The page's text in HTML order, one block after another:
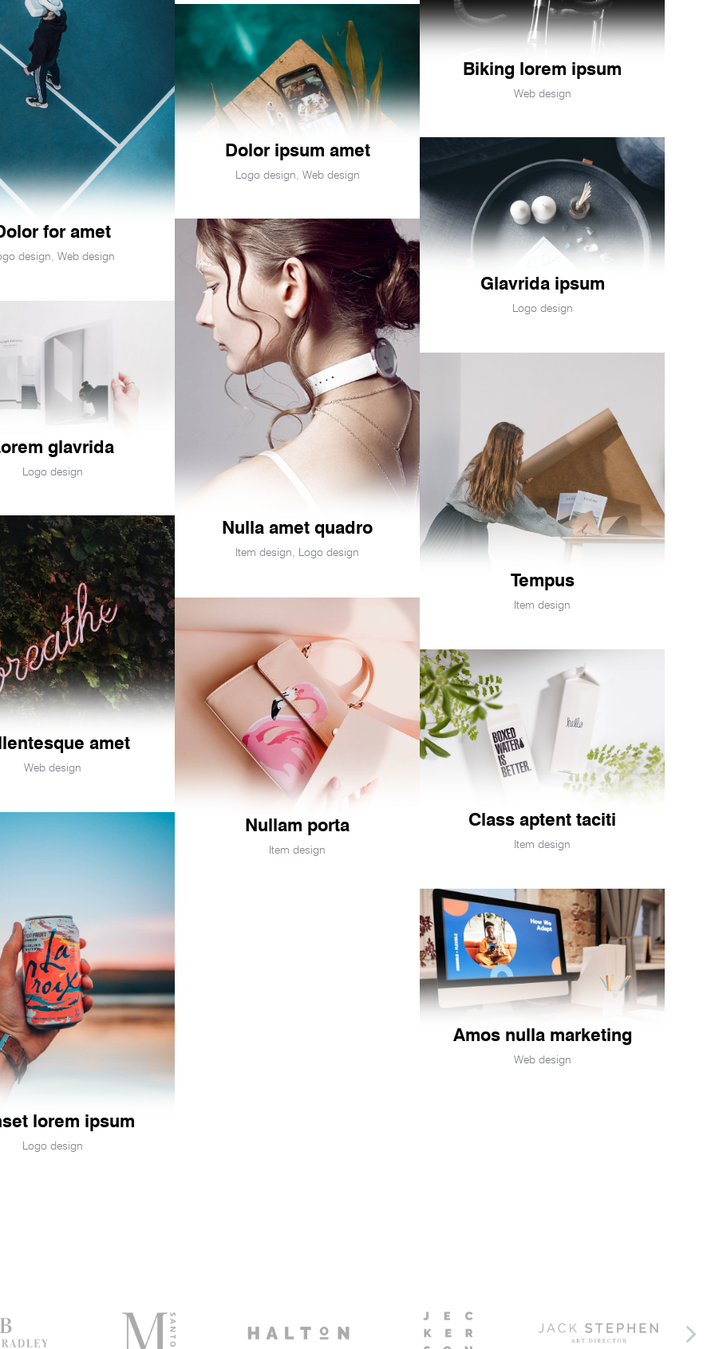
for amet
design, Web design
Biking lorem ipsum
Web design
Dolor ipsum amet
Logo design Web design
Glavrida ipsum
Logo design
Nulla amet quadro
Item design, Logo design
glavrida
Logo design
Tempus
Item design
amet
Web design
Nullam porta
Item design
Class aptent taciti
Item design
lorem ipsum
Logo design
Amos nulla marketing
Web design